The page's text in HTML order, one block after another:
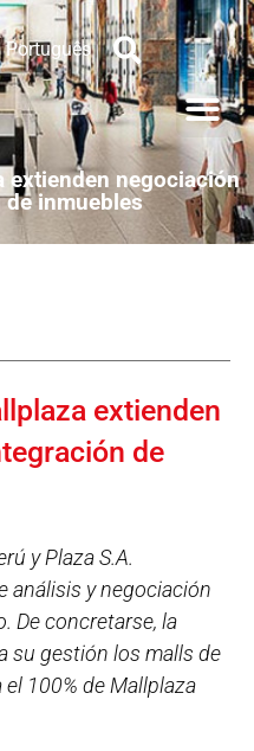
Português
extienden negociación
inmuebles
extienden
de
y Plaza S.A.
análisis y negociación
De concretarse, la
su gestión los malls de
100% de Mallplaza